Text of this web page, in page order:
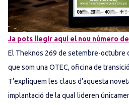
Ja pots llegir aquí el nou número
El Theknos 269 de setembre-octubre
que som una OTEC, oficina de
T’expliquem les claus d’aquesta
implantació de la qual lideren